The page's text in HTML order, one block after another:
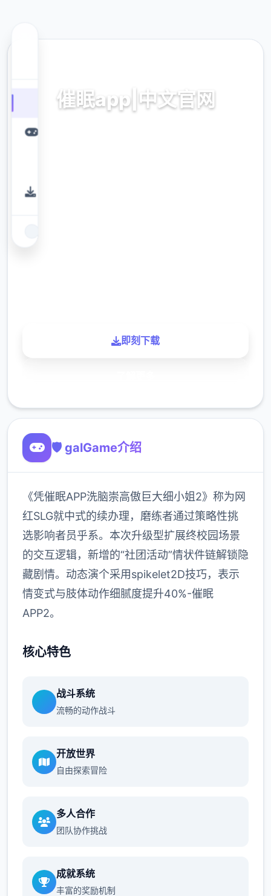
催眠app|中文官网
即刻下载
🛡️ galGame介绍
《凭催眠APP洗脑崇高傲巨大细小姐2》称为网
红SLG就中式的续办理，磨练者通过策略性挑
选影响者员乎系。本次升级型扩展终校园场景
的交互逻辑，新增的“社团活动”情状件链解锁隐
藏剧情。动态演个采用spikelet2D技巧，表示
情变式与肢体动作细腻度提升40%-催眠
APP2。
核心特色
战斗系统
流畅的动作战斗
开放世界
自由探索冒险
多人合作
团队协作挑战
成就系统
丰富的奖励机制